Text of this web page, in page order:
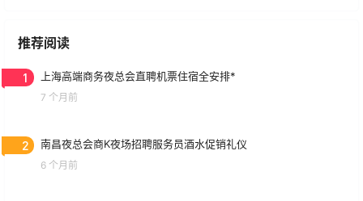
推荐阅读
1 上海高端商务夜总会直聘机票住宿全安排*
7 个月前
2 南昌夜总会商K夜场招聘服务员酒水促销礼仪
6 个月前